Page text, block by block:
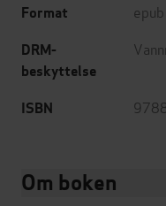
Format epub
DRM-
beskyttelse
ISBN
Om boken